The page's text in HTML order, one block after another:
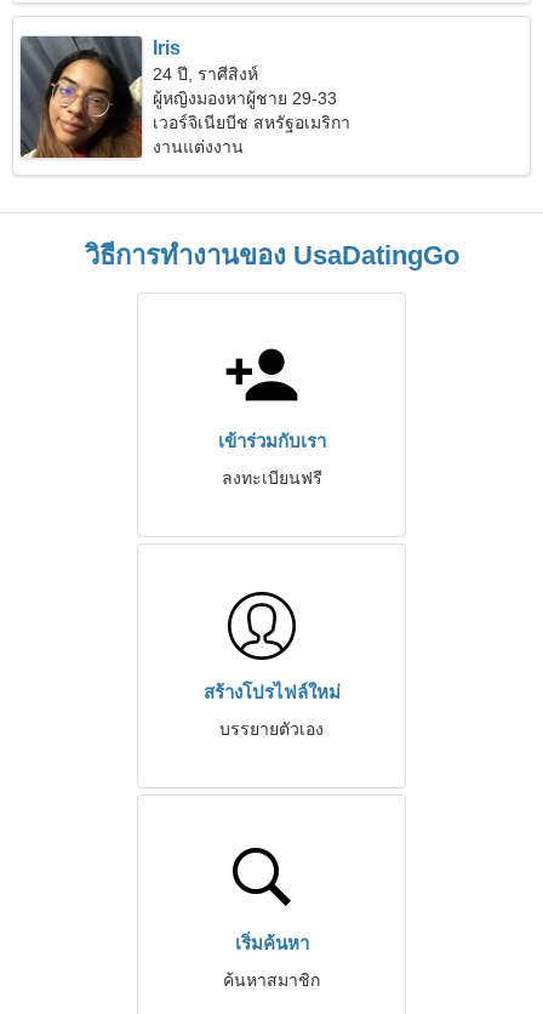
Iris
24 ปี, ราศีสิงห์
ผู้หญิงมองหาผู้ชาย 29-33
เวอร์จิเนียบีช สหรัฐอเมริกา
งานแต่งงาน
วิธีการทำงานของ UsaDatingGo
เข้าร่วมกับเรา
ลงทะเบียนฟรี
สร้างโปรไฟล์ใหม่
บรรยายตัวเอง
เริ่มค้นหา
ค้นหาสมาชิก